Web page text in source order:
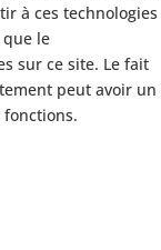
à ces technologies
le
sur ce site. Le fait
peut avoir un